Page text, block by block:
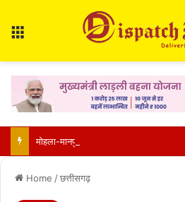
Home /छत्तीसगढ़